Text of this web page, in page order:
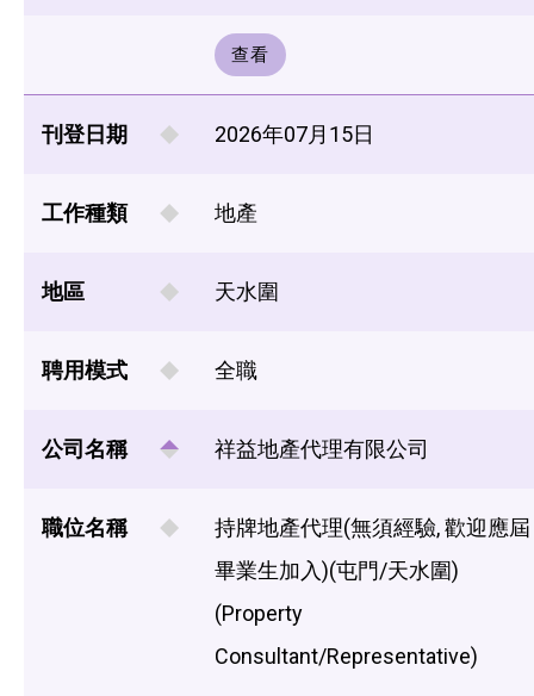
查看
刊登日期 2026年07月15日
工作種類 地產
地區 天水圍
聘用模式 全職
公司名稱 祥益地產代理有限公司
職位名稱
持牌地產代理(無須經驗, 歡迎應屆
畢業生加入)(屯門/天水圍)
(Property
Consultant/Representative)